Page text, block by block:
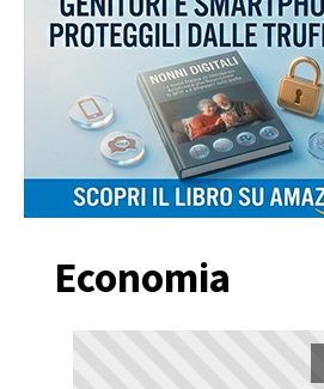
Economia